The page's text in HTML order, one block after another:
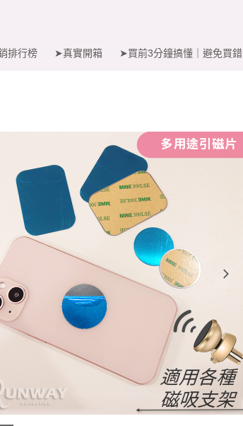
排行榜 ➤真實開箱 ➤買前3分鐘搞懂｜避免買錯